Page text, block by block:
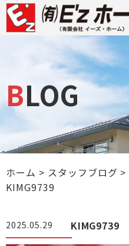
BLOG
ホーム > スタッフブログ >
KIMG9739
2025.05.29 KIMG9739